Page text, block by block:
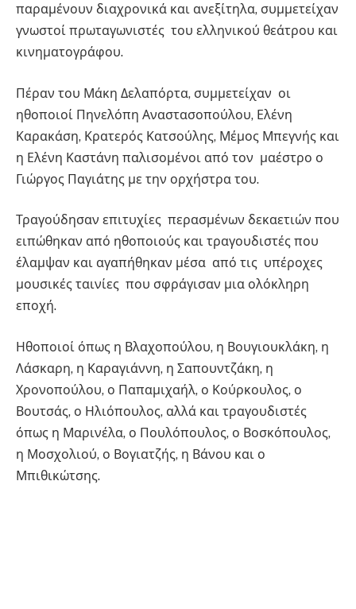
παραμένουν διαχρονικά και ανεξίτηλα, συμμετείχαν
γνωστοί πρωταγωνιστές του ελληνικού θεάτρου και
κινηματογράφου.
Πέραν του Μάκη Δελαπόρτα, συμμετείχαν οι
ηθοποιοί Πηνελόπη Αναστασοπούλου, Ελένη
Καρακάση, Κρατερός Κατσούλης, Μέμος Μπεγνής και
η Ελένη Καστάνη παλισομένοι από τον μαέστρο ο
Γιώργος Παγιάτης με την ορχήστρα του.
Τραγούδησαν επιτυχίες περασμένων δεκαετιών που
ειπώθηκαν από ηθοποιούς και τραγουδιστές που
έλαμψαν και αγαπήθηκαν μέσα από τις υπέροχες
μουσικές ταινίες που σφράγισαν μια ολόκληρη
εποχή.
Ηθοποιοί όπως η Βλαχοπούλου, η Βουγιουκλάκη, η
Λάσκαρη, η Καραγιάννη, η Σαπουντζάκη, η
Χρονοπούλου, ο Παπαμιχαήλ, ο Κούρκουλος, ο
Βουτσάς, ο Ηλιόπουλος, αλλά και τραγουδιστές
όπως η Μαρινέλα, ο Πουλόπουλος, ο Βοσκόπουλος,
η Μοσχολιού, ο Βογιατζής, η Βάνου και ο
Μπιθικώτσης.